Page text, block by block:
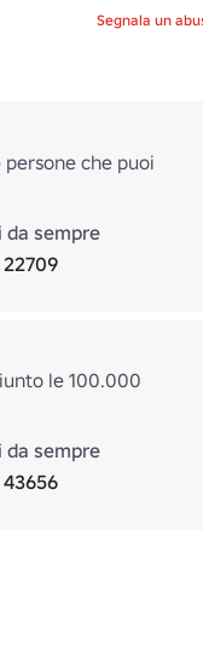
Segnala un
che puoi
da sempre
22709
le 100.000
da sempre
43656